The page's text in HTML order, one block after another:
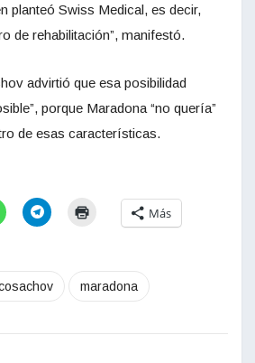
planteó Swiss Medical, es decir,
de rehabilitación”, manifestó.
advirtió que esa posibilidad
porque Maradona “no quería”
de esas características.
Más
maradona